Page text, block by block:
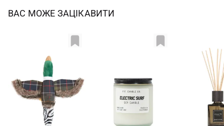
ВАС МОЖЕ ЗАЦІКАВИТИ